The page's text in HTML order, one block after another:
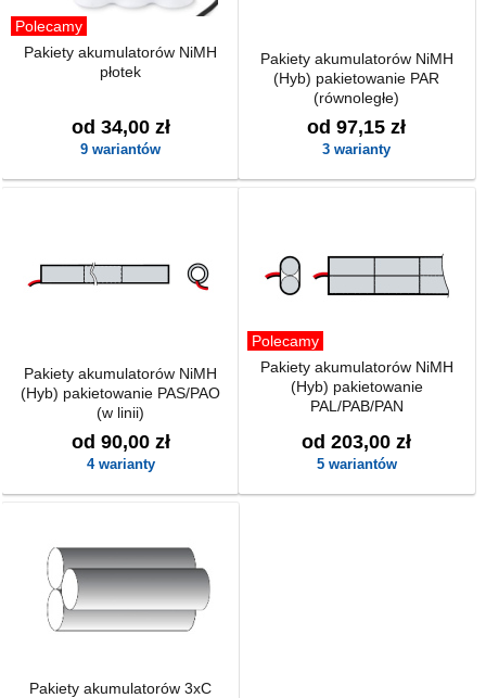
Polecamy
Pakiety akumulatorów NiMH
płotek
od 34,00 zł
9 wariantów
Pakiety akumulatorów NiMH
(Hyb) pakietowanie PAR
(równoległe)
od 97,15 zł
3 warianty
Pakiety akumulatorów NiMH
(Hyb) pakietowanie PAS/PAO
(w linii)
od 90,00 zł
4 warianty
Polecamy
Pakiety akumulatorów NiMH
(Hyb) pakietowanie
PAL/PAB/PAN
od 203,00 zł
5 wariantów
Pakiety akumulatorów 3xC